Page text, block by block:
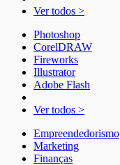
Ver todos >
Photoshop
CorelDRAW
Fireworks
Illustrator
Adobe Flash
Ver todos >
Empreendedorismo
Marketing
Finanças